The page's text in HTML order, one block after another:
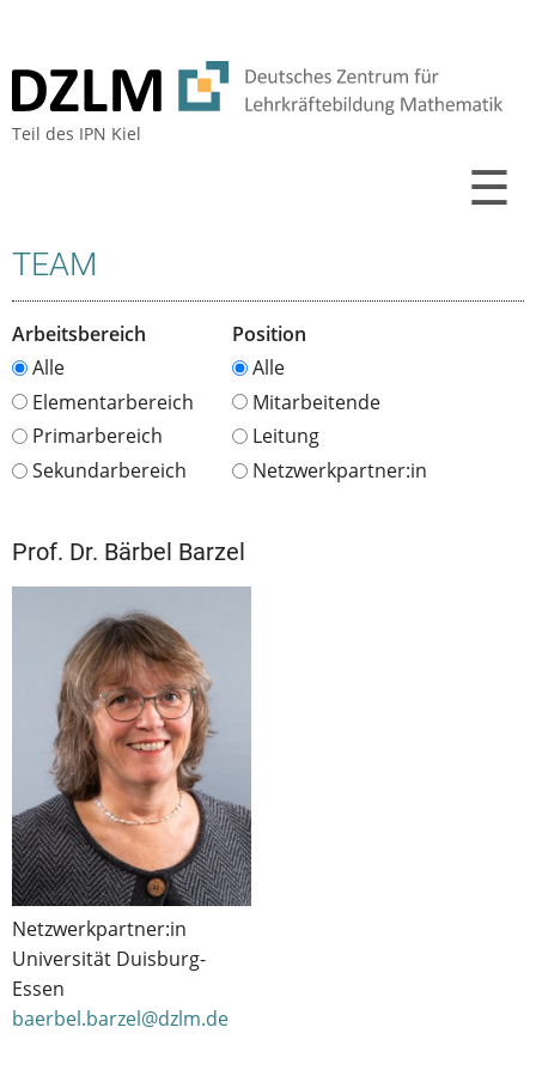
Teil des IPN Kiel
☰
TEAM
Arbeitsbereich
Alle
Elementarbereich
Primarbereich
Sekundarbereich
Position
Alle
Mitarbeitende
Leitung
Netzwerkpartner:in
Prof. Dr. Bärbel Barzel
Netzwerkpartner:in
Universität Duisburg-
Essen
baerbel.barzel@dzlm.de